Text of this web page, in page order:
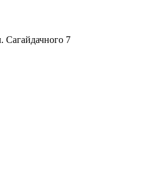
Сагайдачного 7